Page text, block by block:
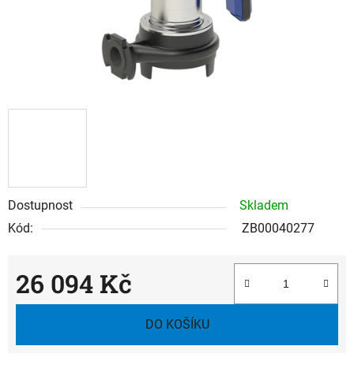
Dostupnost
Skladem
Kód:
ZB00040277
26 094 Kč
Měrná cena:
DO KOŠÍKU